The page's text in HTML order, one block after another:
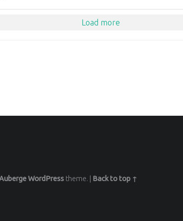
Load more
WordPress theme. Back to top ↑